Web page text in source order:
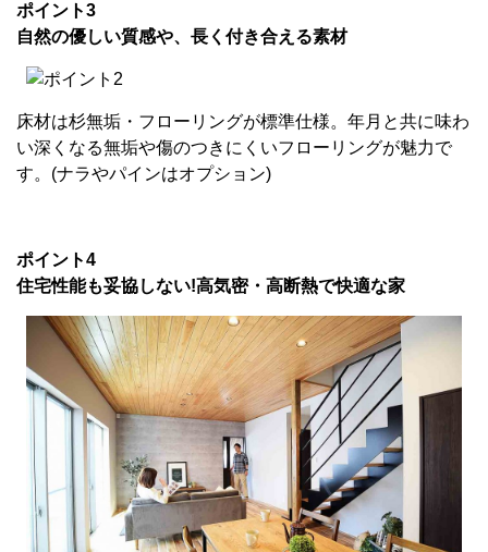
ポイント3
自然の優しい質感や、長く付き合える素材
床材は杉無垢・フローリングが標準仕様。年月と共に味わ
い深くなる無垢や傷のつきにくいフローリングが魅力で
す。(ナラやパインはオプション)
ポイント4
住宅性能も妥協しない!高気密・高断熱で快適な家